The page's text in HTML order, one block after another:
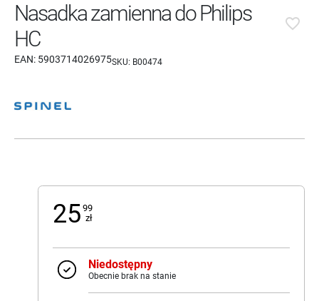
Nasadka zamienna do Philips
HC
EAN: 5903714026975SKU: B00474
favorite_border
25 99
zł
Niedostępny
Obecnie brak na stanie